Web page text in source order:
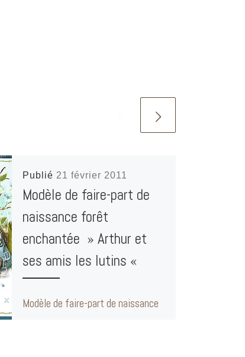
Publié 21 février 2011
Modèle de faire-part de
naissance forêt
enchantée » Arthur et
ses amis les lutins «
Modèle de faire-part de naissance